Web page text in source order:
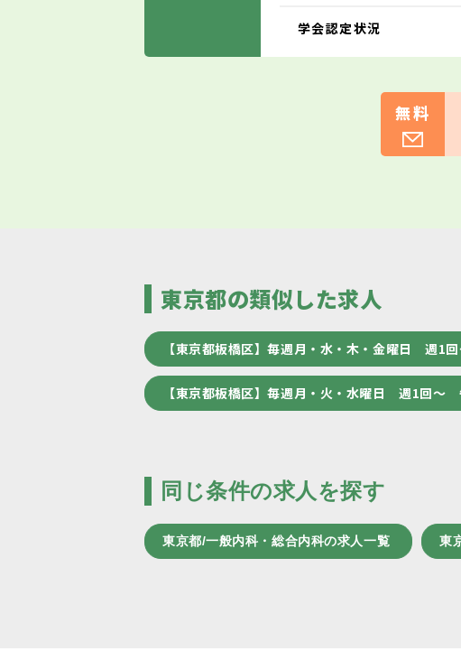
学会認定状況
無料
東京都の類似した求人
【東京都板橋区】毎週月・水・木・金曜日 週
【東京都板橋区】毎週月・火・水曜日 週1回
同じ条件の求人を探す
東京都/一般内科・総合内科の求人一覧 東